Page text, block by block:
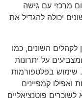
מרכזי עם גישה
יכולה להגדיל את
לקהלים השונים, כמו
על יתרונות
שימוש בפלטפורמות
ואפילו קמפיינים
פוטנציאליים